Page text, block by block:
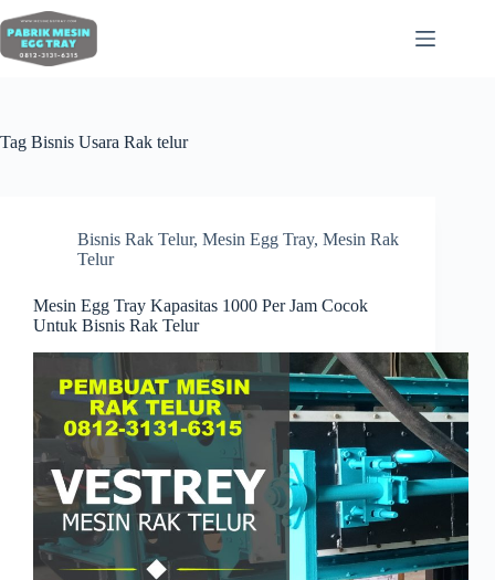
Tag Bisnis Usara Rak telur
Bisnis Rak Telur, Mesin Egg Tray, Mesin Rak
Telur
Mesin Egg Tray Kapasitas 1000 Per Jam Cocok
Untuk Bisnis Rak Telur